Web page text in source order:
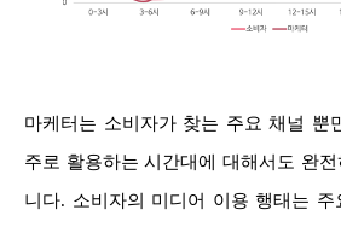
마케터는 소비자가 찾는 주요 채널 뿐
주로 활용하는 시간대에 대해서도 완
니다. 소비자의 미디어 이용 행태는 주